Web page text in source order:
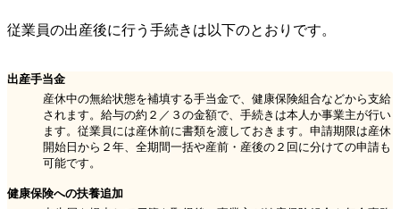
従業員の出産後に行う手続きは以下のとおりです。
出産手当金
産休中の無給状態を補填する手当金で、健康保険組合などから支給
されます。給与の約２／３の金額で、手続きは本人か事業主が行い
ます。従業員には産休前に書類を渡しておきます。申請期限は産休
開始日から２年、全期間一括や産前・産後の２回に分けての申請も
可能です。
健康保険への扶養追加